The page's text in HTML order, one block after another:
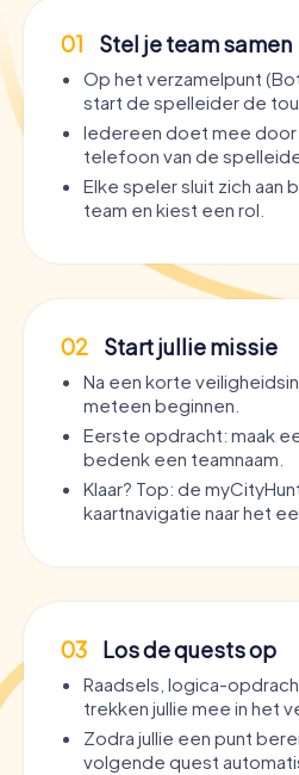
01 Stel je team samen
Op het verzamelpunt
start de spelleider de
Iedereen doet mee
telefoon van de
Elke speler sluit zich aan
team en kiest een rol.
02 Start jullie missie
Na een korte
meteen beginnen.
Eerste opdracht: maak
bedenk een teamnaam.
Klaar? Top: de
kaartnavigatie naar het
03 Los de quests op
Raadsels, logica-
trekken jullie mee in het
Zodra jullie een punt
volgende quest